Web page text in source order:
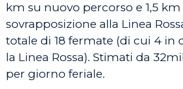
km su nuovo percorso e 1,5
sovrapposizione alla Linea
totale di 18 fermate (di cui 4 in
la Linea Rossa). Stimati da
per giorno feriale.